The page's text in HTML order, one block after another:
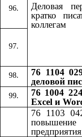
Деловая
кратко
коллегам
76 1104
деловой
76 1004
Excel и
76 1103
повышение